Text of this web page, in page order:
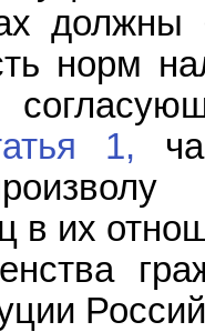
норм
1,
в их